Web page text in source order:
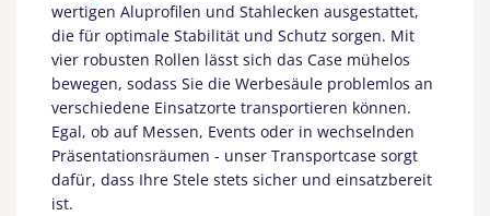
wertigen Aluprofilen und Stahlecken ausgestattet,
die für optimale Stabilität und Schutz sorgen. Mit
vier robusten Rollen lässt sich das Case mühelos
bewegen, sodass Sie die Werbesäule problemlos an
verschiedene Einsatzorte transportieren können.
Egal, ob auf Messen, Events oder in wechselnden
Präsentationsräumen - unser Transportcase sorgt
dafür, dass Ihre Stele stets sicher und einsatzbereit
ist.